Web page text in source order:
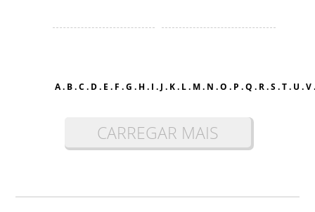
A. B.C . D. E . F .G . H. I . J . K. L. M. N .O . P .Q . R.S.T. U .V.
CARREGAR MAIS